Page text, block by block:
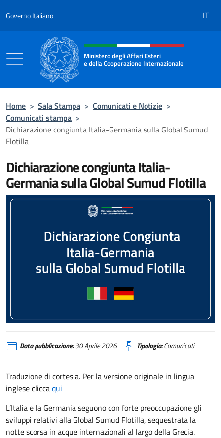
Governo Italiano IT
Intestazione sito, social e menù
Ministero degli Affari Esteri
e della Cooperazione Internazionale
Home > Sala Stampa > Comunicati e Notizie >
Comunicati stampa >
Dichiarazione congiunta Italia-Germania sulla Global Sumud
Flotilla
Dichiarazione congiunta Italia-
Germania sulla Global Sumud Flotilla
Dichiarazione congiunta Italia-Germania sulla Global Sumud Flotilla
Data pubblicazione:30 Aprile 2026 Tipologia:Comunicati
Traduzione di cortesia. Per la versione originale in lingua
inglese cliccaqui
L’Italia e la Germania seguono con forte preoccupazione gli
sviluppi relativi alla Global Sumud Flotilla, sequestrata la
notte scorsa in acque internazionali al largo della Grecia.